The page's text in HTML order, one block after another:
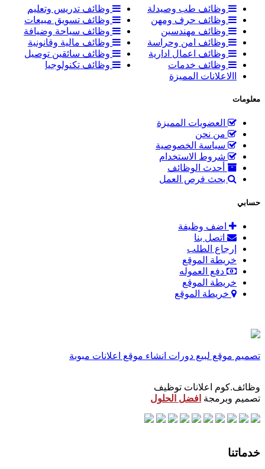
وظائف طب وصيدلة
وظائف تدريس وتعليم
وظائف حرف ومهن
وظائف تسويق مبيعات
وظائف مهندسين
وظائف سياحة وضيافة
وظائف امن وحراسة
وظائف مالية وقانونية
وظائف اعمال ادارية
وظائف سائقين توصيل
وظائف خدمات
وظائف تكنولوجيا
االاعلانات المميزة
معلومات
العضويات المميزة
من نحن
سياسة الخصوصية
شروط الاستخدام
أحدث الوظائف
بحث فرص العمل
حسابي
اضف وظيفة
اتصل بنا
إرجاع الطلب
خريطة الموقع
دفع العموله
خريطة الموقع
خريطة الموقع
تصميم موقع لبيع دورات انشاء موقع اعلانات مبوبة
وظائف.كوم اعلانات توظيف
تصميم وبرمجة افضل الحلول
خدماتنا